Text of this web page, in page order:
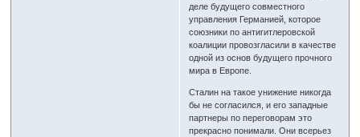
деле будущего совместного
управления Германией, которое
союзники по антигитлеровской
коалиции провозгласили в качестве
одной из основ будущего прочного
мира в Европе.
Сталин на такое унижение никогда
бы не согласился, и его западные
партнеры по переговорам это
прекрасно понимали. Они всерьез